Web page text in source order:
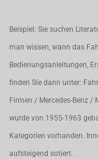
Beispiel: Sie suchen
man wissen, wann das
Bedienungsanleitungen,
finden Sie dann unter:
Firmen / Mercedes-Benz /
wurde von 1955-1963
Kategorien vorhanden.
aufsteigend sotiert.